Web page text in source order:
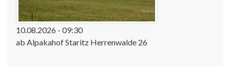
10.08.2026 - 09:30
ab Alpakahof Staritz Herrenwalde 26